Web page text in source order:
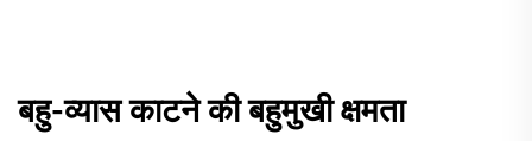
बहु-व्यास काटने की बहुमुखी क्षमता